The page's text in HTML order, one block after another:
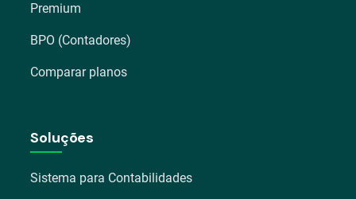
Premium
BPO (Contadores)
Comparar planos
Soluções
Sistema para Contabilidades